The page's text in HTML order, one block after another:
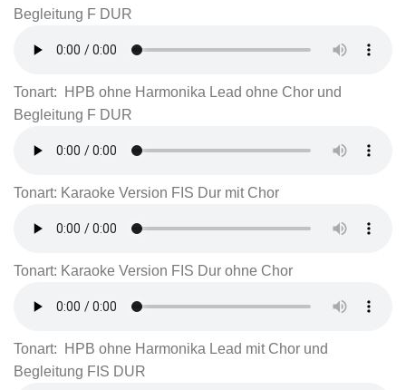
Begleitung F DUR
Tonart: HPB ohne Harmonika Lead ohne Chor und
Begleitung F DUR
Tonart: Karaoke Version FIS Dur mit Chor
Tonart: Karaoke Version FIS Dur ohne Chor
Tonart: HPB ohne Harmonika Lead mit Chor und
Begleitung FIS DUR